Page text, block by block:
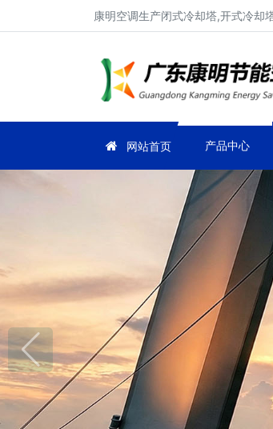
康明空调生产闭式冷却塔,开式冷却
网站首页 产品中心